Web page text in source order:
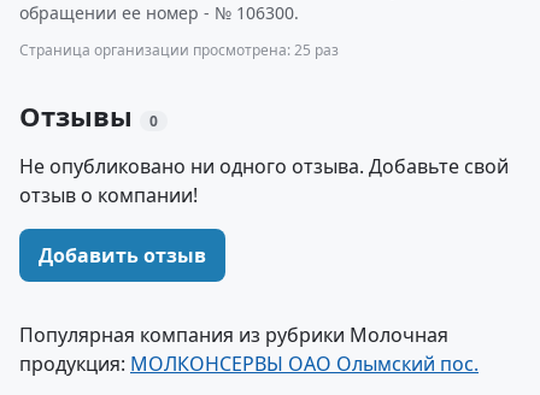
обращении ее номер - № 106300.
Страница организации просмотрена: 25 раз
Отзывы 0
Не опубликовано ни одного отзыва. Добавьте свой
отзыв о компании!
Добавить отзыв
Популярная компания из рубрики Молочная
продукция: МОЛКОНСЕРВЫ ОАО Олымский пос.